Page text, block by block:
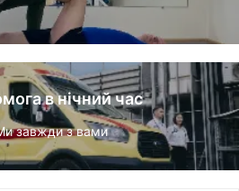
в нічний час
завжди з вами